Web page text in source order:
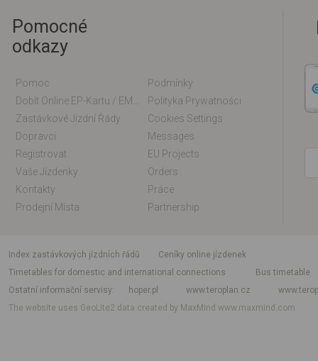
Pomocné
odkazy
Pomoc
Podmínky
Polityka Prywatności
Zastávkové Jízdní Řády
Cookies Settings
Dopravci
Messages
Registrovat
EU Projects
Vaše Jízdenky
Orders
Kontakty
Práce
Prodejní Místa
Partnership
index zastávkových jízdních řádů
Ceníky online jízdenek
Timetables for domestic and international connections
Bus timetable
Ostatní informační servisy
hoper.pl www.teroplan.cz
The website uses GeoLite2 data created by MaxMindwww.maxmind.com